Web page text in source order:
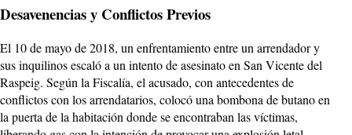
Desavenencias y Conflictos Previos
El 10 de mayo de 2018, un enfrentamiento entre un arrendador y
sus inquilinos escaló a un intento de asesinato en San Vicente del
Raspeig. Según la Fiscalía, el acusado, con antecedentes de
conflictos con los arrendatarios, colocó una bombona de butano en
la puerta de la habitación donde se encontraban las víctimas,